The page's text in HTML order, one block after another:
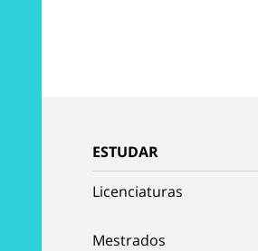
ESTUDAR
Licenciaturas
Mestrados